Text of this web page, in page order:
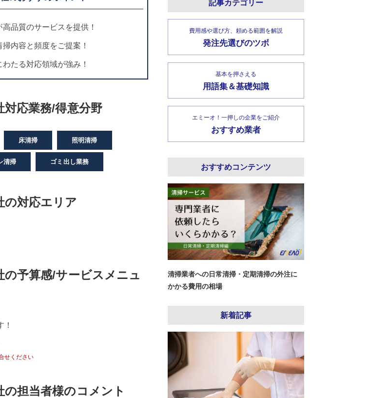
品質のサービスを提供！
内容と頻度をご提案！
たる対応領域が強み！
応業務/得意分野
床清掃 照明清掃
清掃 ゴミ出し業務
の対応エリア
予算感/サービスメニュ
せください
担当者様のコメント
記事カテゴリー
費用感や選び方、頼める範囲を解説
発注先選びのツボ
基本を押さえる
用語集＆基礎知識
エミーオ！一押しの企業をご紹介
おすすめ業者
おすすめコンテンツ
清掃業者への日常清掃・定期清掃の外注に
かかる費用の相場
新着記事